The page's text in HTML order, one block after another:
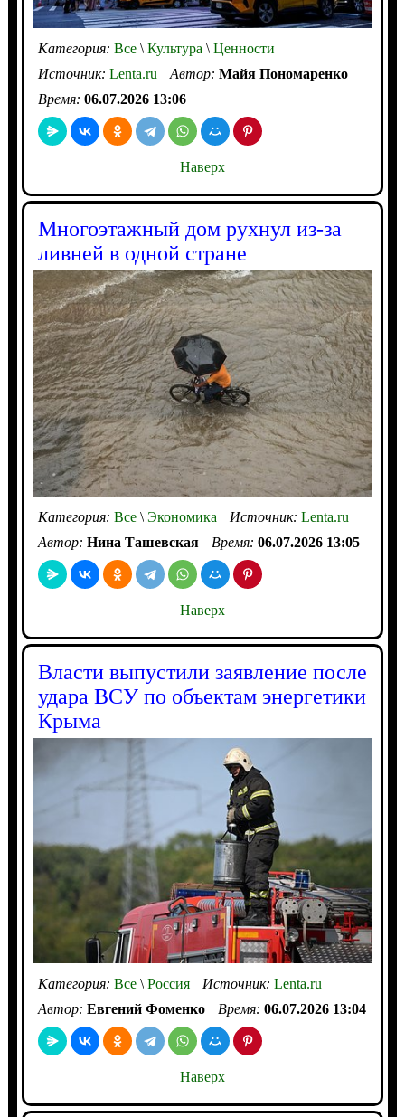
Категория: Все\Культура \Ценности
Источник: Lenta.ru Автор: Майя Пономаренко
Время: 06.07.2026 13:06
Наверх
Многоэтажный дом рухнул из-за
ливней в одной стране
Категория: Все\Экономика Источник: Lenta.ru
Автор: Нина Ташевская Время: 06.07.2026 13:05
Наверх
Власти выпустили заявление после
удара ВСУ по объектам энергетики
Крыма
Категория: Все\Россия Источник: Lenta.ru
Автор: Евгений Фоменко Время: 06.07.2026 13:04
Наверх